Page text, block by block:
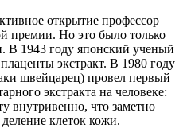
открытие профессор
премии. Но это было только
В 1943 году японский ученый
экстракт. В 1980 году
швейцарец) провел первый
экстракта на человеке:
внутривенно, что заметно
клеток кожи.